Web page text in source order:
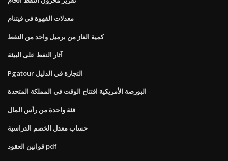
معدلات القهوة في فيتنام
كمية الغاز من برميل واحد من النفط
آثار النفط على البيئة
Pgatour التجارة في الدليل
البورصة الأمريكية افتتاح الوقت في المملكة المتحدة
فئة واحدة من رأس المال
حساب معدل الخصم الدراسية
قوانين العقود pdf